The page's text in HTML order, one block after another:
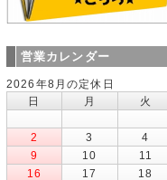
営業カレンダー
2026年8月の定休日
日
月 火
2
3 4
9
10 11
16
17 18